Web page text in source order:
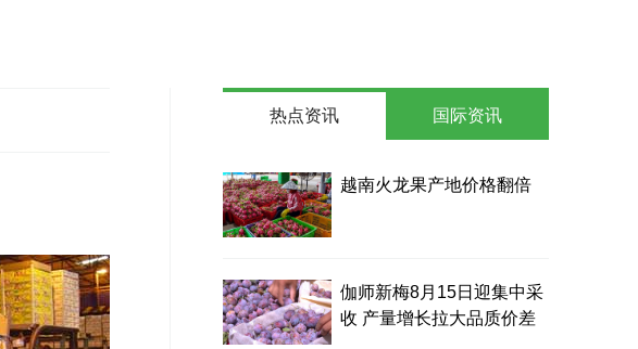
热点资讯
越南火龙果产地价格翻倍
伽师新梅8月15日迎集中采
收 产量增长拉大品质价差
国际资讯